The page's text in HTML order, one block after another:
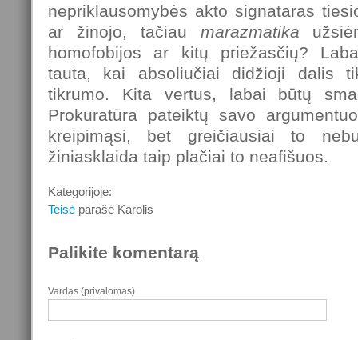
nepriklausomybės akto signataras
ar žinojo, tačiau marazmatika
homofobijos ar kitų priežasčių?
tauta, kai absoliučiai didžioji dalis
tikrumo. Kita vertus, labai būtų
Prokuratūra pateiktų savo
kreipimąsi, bet greičiausiai to
žiniasklaida taip plačiai to neafišuos.
Kategorijoje:
Teisė parašė Karolis
Palikite komentarą
Vardas (privalomas)